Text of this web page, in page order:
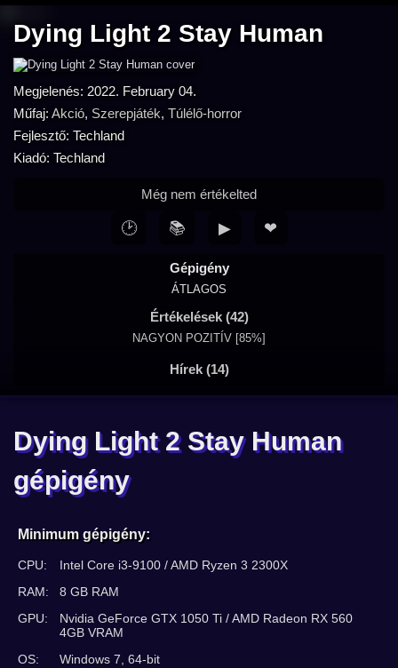
Dying Light 2 Stay Human
Megjelenés: 2022. February 04.
Műfaj: Akció, Szerepjáték, Túlélő-horror
Fejlesztő: Techland
Kiadó: Techland
Gépigény
ÁTLAGOS
Értékelések (42)
NAGYON POZITÍV [85%]
Hírek (14)
Még nem értékelted
🕑 📚 ▶ ❤
Dying Light 2 Stay Human
gépigény
Minimum gépigény:
CPU:
Intel Core i3-9100 / AMD Ryzen 3 2300X
RAM:
8 GB RAM
GPU:
Nvidia GeForce GTX 1050 Ti / AMD Radeon RX 560
4GB VRAM
OS:
Windows 7, 64-bit